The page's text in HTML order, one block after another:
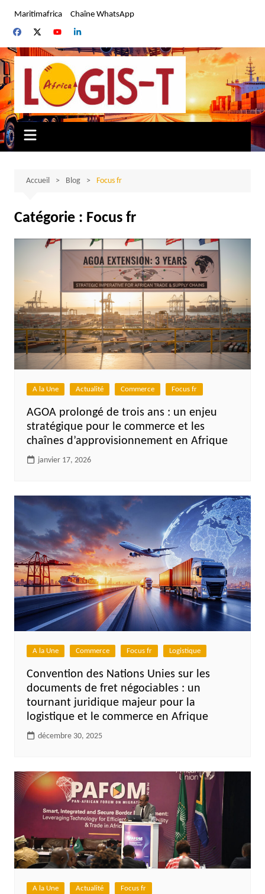
contenu
Maritimafrica Chaîne WhatsApp
Accueil Blog Focus fr
Catégorie : Focus fr
A la Une Actualité Commerce Focus fr
AGOA prolongé de trois ans : un enjeu
stratégique pour le commerce et les
chaînes d’approvisionnement en Afrique
janvier 17, 2026
A la Une Commerce Focus fr Logistique
Convention des Nations Unies sur les
documents de fret négociables : un
tournant juridique majeur pour la
logistique et le commerce en Afrique
décembre 30, 2025
A la Une Actualité Focus fr